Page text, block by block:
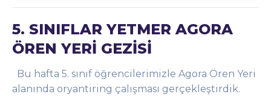
5. SINIFLAR YETMER AGORA
ÖREN YERİ GEZİSİ
Bu hafta 5. sınıf öğrencilerimizle Agora Ören Yeri
alanında oryantiring çalışması gerçekleştirdik.